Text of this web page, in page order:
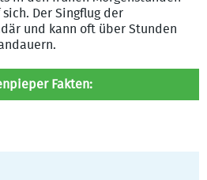
Der Singflug der
und kann oft über Stunden
Fakten: